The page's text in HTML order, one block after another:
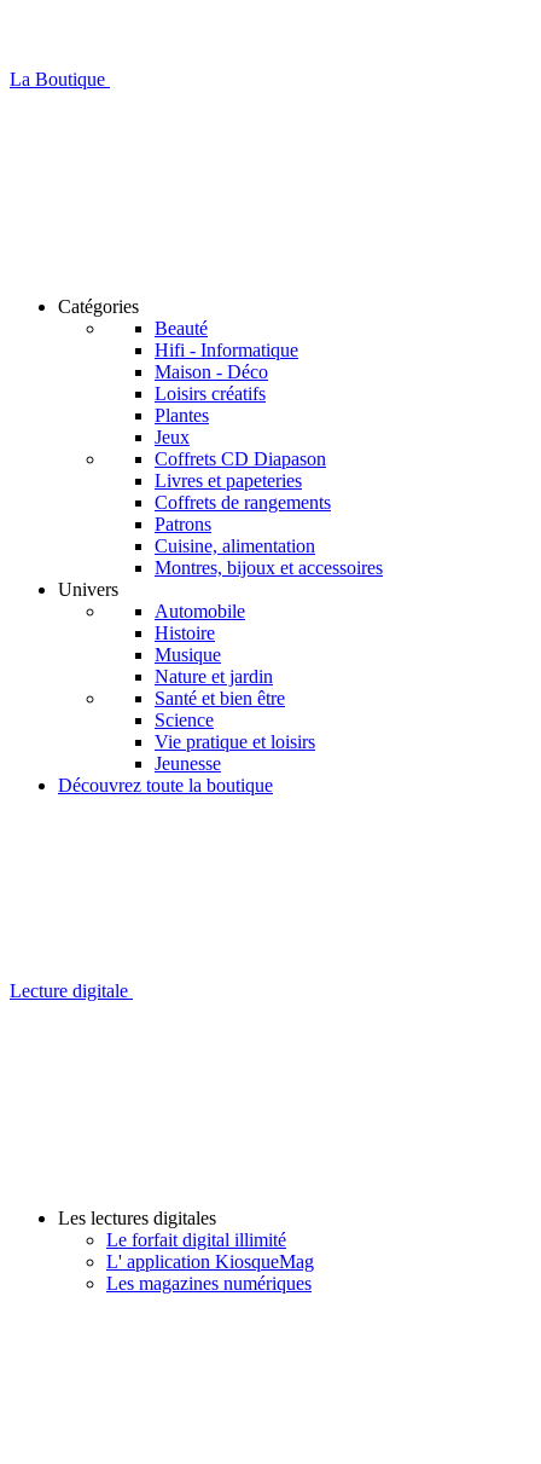
La Boutique
Catégories
Beauté
Hifi - Informatique
Maison - Déco
Loisirs créatifs
Plantes
Jeux
Coffrets CD Diapason
Livres et papeteries
Coffrets de rangements
Patrons
Cuisine, alimentation
Montres, bijoux et accessoires
Univers
Automobile
Histoire
Musique
Nature et jardin
Santé et bien être
Science
Vie pratique et loisirs
Jeunesse
Découvrez toute la boutique
Lecture digitale
Les lectures digitales
Le forfait digital illimité
L' application KiosqueMag
Les magazines numériques